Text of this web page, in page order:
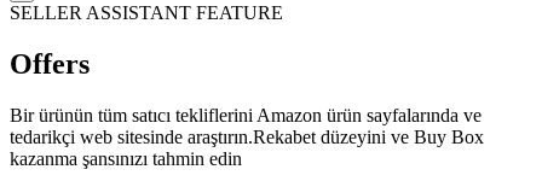
SELLER ASSISTANT FEATURE
Offers
Bir ürünün tüm satıcı tekliflerini Amazon ürün sayfalarında ve
tedarikçi web sitesinde araştırın.Rekabet düzeyini ve Buy Box
kazanma şansınızı tahmin edin